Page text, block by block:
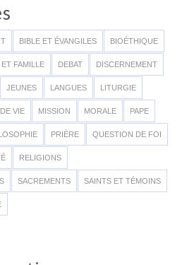
BIBLE ET ÉVANGILES BIOÉTHIQUE
FAMILLE DEBAT DISCERNEMENT
JEUNES LANGUES LITURGIE
VIE MISSION MORALE PAPE
PRIÈRE QUESTION DE FOI
RELIGIONS
SACREMENTS SAINTS ET TÉMOINS